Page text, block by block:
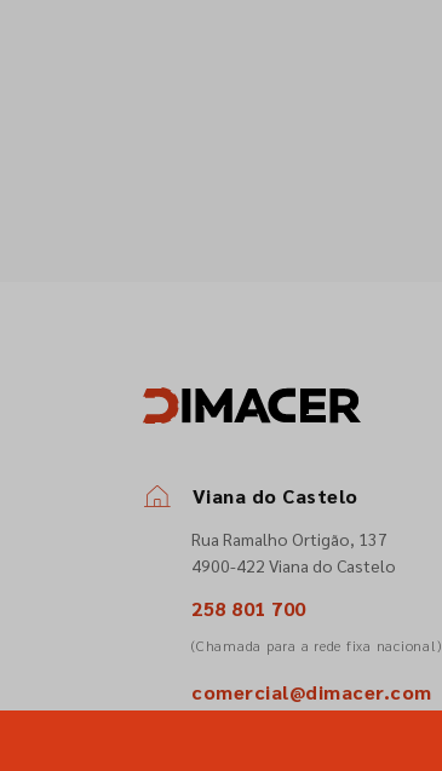
Viana do Castelo
Rua Ramalho Ortigão, 137
4900-422 Viana do Castelo
258 801 700
(Chamada para a rede fixa nacional)
comercial@dimacer.com